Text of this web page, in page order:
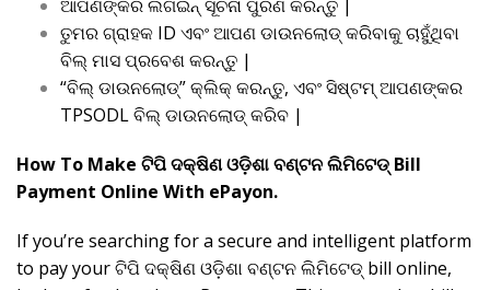
ଆପଣଙ୍କର ଲଗଇନ୍ ସୂଚନା ପୁରଣ କରନ୍ତୁ |
ତୁମର ଗ୍ରାହକ ID ଏବଂ ଆପଣ ଡାଉନଲୋଡ୍ କରିବାକୁ ଚାହୁଁଥିବା
ବିଲ୍ ମାସ ପ୍ରବେଶ କରନ୍ତୁ |
“ବିଲ୍ ଡାଉନଲୋଡ୍” କ୍ଲିକ୍ କରନ୍ତୁ, ଏବଂ ସିଷ୍ଟମ୍ ଆପଣଙ୍କର
TPSODL ବିଲ୍ ଡାଉନଲୋଡ୍ କରିବ |
How To Make ଟିପି ଦକ୍ଷିଣ ଓଡ଼ିଶା ବଣ୍ଟନ ଲିମିଟେଡ୍ Bill
Payment Online With ePayon.
If you’re searching for a secure and intelligent platform
to pay your ଟିପି ଦକ୍ଷିଣ ଓଡ଼ିଶା ବଣ୍ଟନ ଲିମିଟେଡ୍ bill online,